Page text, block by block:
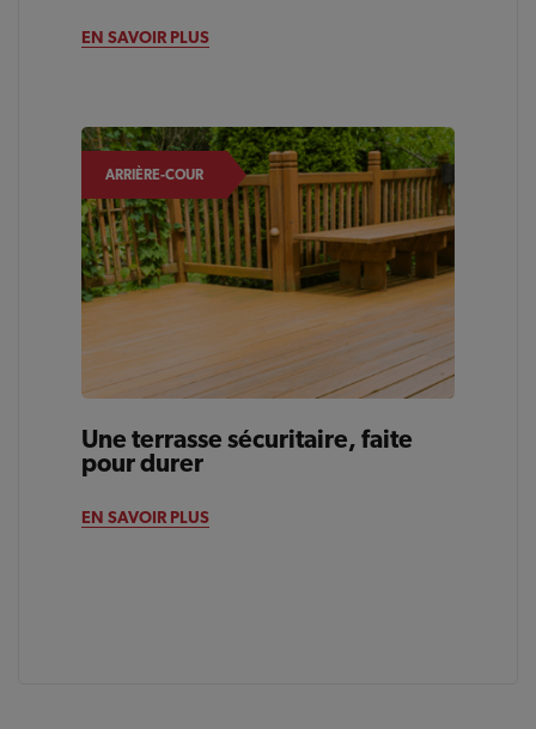
EN SAVOIR PLUS
ARRIÈRE-COUR
Une terrasse sécuritaire, faite
pour durer
EN SAVOIR PLUS